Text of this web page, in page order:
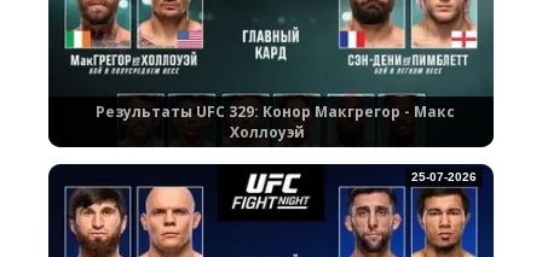
Результаты UFC 329: Конор Макгрегор - Макс
Холлоуэй
25-07-2026